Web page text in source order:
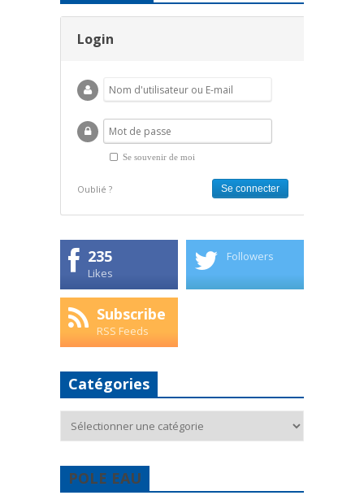
Login
Se souvenir de moi
Oublié ?
235
Likes
Followers
Subscribe
RSS Feeds
Catégories
POLE EAU